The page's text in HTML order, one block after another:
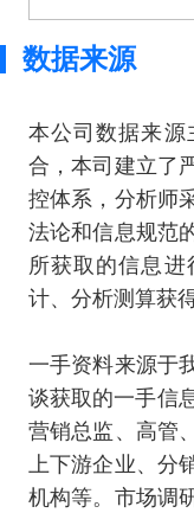
数据来源
本公司数据来源
合，本司建立了
控体系，分析师
法论和信息规范
所获取的信息
计、分析测算获
一手资料来源于
谈获取的一手信
营销总监、高管
上下游企业、分
机构等。市场调